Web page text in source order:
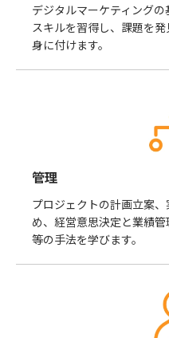
デジタルマーケティング
スキルを習得し、課題を
身に付けます。
管理
プロジェクトの計画立案
め、経営意思決定と業績
等の手法を学びます。